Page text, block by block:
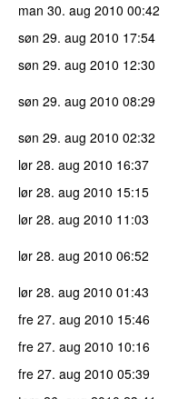
man 30. aug 2010 00:42
søn 29. aug 2010 17:54
søn 29. aug 2010 12:30
søn 29. aug 2010 08:29
søn 29. aug 2010 02:32
lør 28. aug 2010 16:37
lør 28. aug 2010 15:15
lør 28. aug 2010 11:03
lør 28. aug 2010 06:52
lør 28. aug 2010 01:43
fre 27. aug 2010 15:46
fre 27. aug 2010 10:16
fre 27. aug 2010 05:39